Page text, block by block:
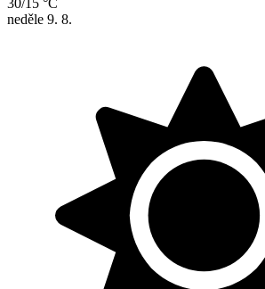
30/15 °C
neděle 9. 8.